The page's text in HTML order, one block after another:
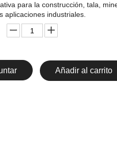
para la construcción, tala,
aplicaciones industriales.
Añadir al carrito